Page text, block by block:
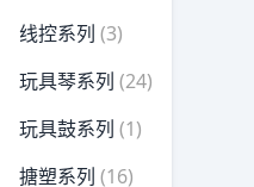
线控系列 (3)
玩具琴系列 (24)
玩具鼓系列 (1)
搪塑系列 (16)